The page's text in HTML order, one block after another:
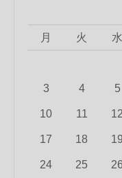
月 火 水
3 4 5
10 11 12
17 18 19
24 25 26